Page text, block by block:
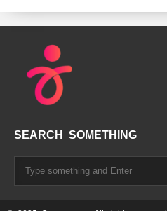
SEARCH SOMETHING